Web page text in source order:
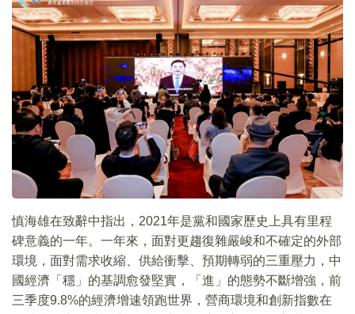
慎海雄在致辭中指出，2021年是黨和國家歷史上具有里程
碑意義的一年。一年來，面對更趨復雜嚴峻和不確定的外部
環境，面對需求收縮、供給衝擊、預期轉弱的三重壓力，中
國經濟「穩」的基調愈發堅實，「進」的態勢不斷增強，前
三季度9.8%的經濟增速領跑世界，營商環境和創新指數在